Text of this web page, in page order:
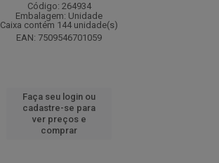
Código: 264934
Embalagem: Unidade
Caixa contém 144 unidade(s)
EAN: 7509546701059
Faça seu login ou
cadastre-se para
ver preços e
comprar